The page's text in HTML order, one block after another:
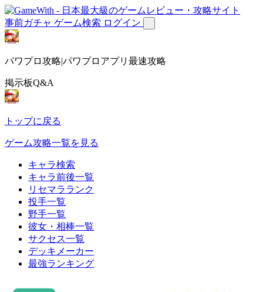
事前ガチャ ゲーム検索 ログイン
パワプロ攻略|パワプロアプリ最速攻略
掲示板Q&A
トップに戻る
ゲーム攻略一覧を見る
キャラ検索
キャラ前後一覧
リセマラランク
投手一覧
野手一覧
彼女・相棒一覧
サクセス一覧
デッキメーカー
最強ランキング